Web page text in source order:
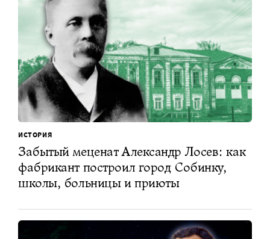
ИСТОРИЯ
Забытый меценат Александр Лосев: как
фабрикант построил город Собинку,
школы, больницы и приюты